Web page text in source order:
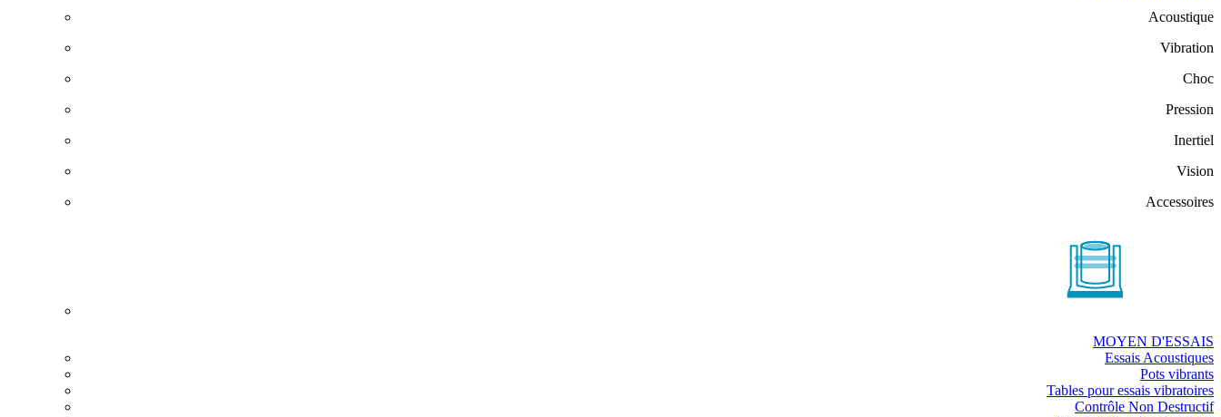
Acoustique
Vibration
Choc
Pression
Inertiel
Vision
Accessoires
MOYEN D'ESSAIS
Essais Acoustiques
Pots vibrants
Tables pour essais vibratoires
Contrôle Non Destructif